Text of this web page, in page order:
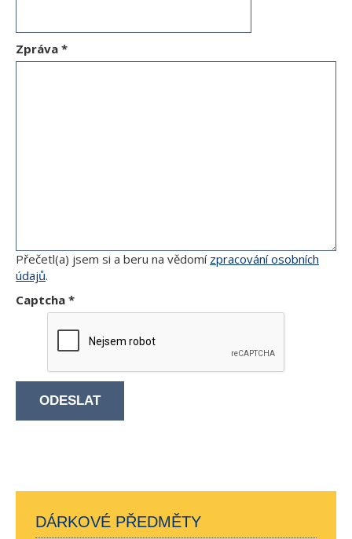
Zpráva *
Přečetl(a) jsem si a beru na vědomí zpracování osobních
údajů.
Captcha *
ODESLAT
DÁRKOVÉ PŘEDMĚTY